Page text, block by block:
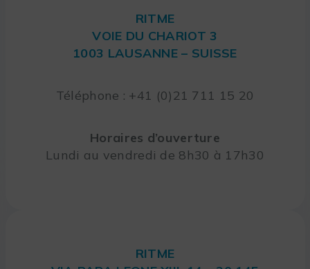
RITME
VOIE DU CHARIOT 3
1003 LAUSANNE – SUISSE
Téléphone : +41 (0)21 711 15 20
Horaires d’ouverture
Lundi au vendredi de 8h30 à 17h30
RITME